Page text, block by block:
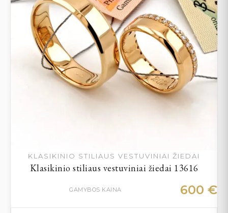
KLASIKINIO STILIAUS VESTUVINIAI ŽIEDAI
Klasikinio stiliaus vestuviniai žiedai 13616
GAMYBOS KAINA 600 €